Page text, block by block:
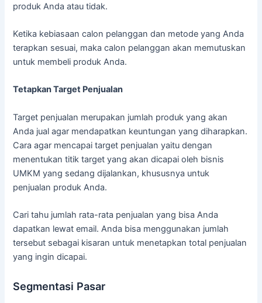
produk Anda atau tidak.
Ketika kebiasaan calon pelanggan dan metode yang Anda
terapkan sesuai, maka calon pelanggan akan memutuskan
untuk membeli produk Anda.
Tetapkan Target Penjualan
Target penjualan merupakan jumlah produk yang akan
Anda jual agar mendapatkan keuntungan yang diharapkan.
Cara agar mencapai target penjualan yaitu dengan
menentukan titik target yang akan dicapai oleh bisnis
UMKM yang sedang dijalankan, khususnya untuk
penjualan produk Anda.
Cari tahu jumlah rata-rata penjualan yang bisa Anda
dapatkan lewat email. Anda bisa menggunakan jumlah
tersebut sebagai kisaran untuk menetapkan total penjualan
yang ingin dicapai.
Segmentasi Pasar